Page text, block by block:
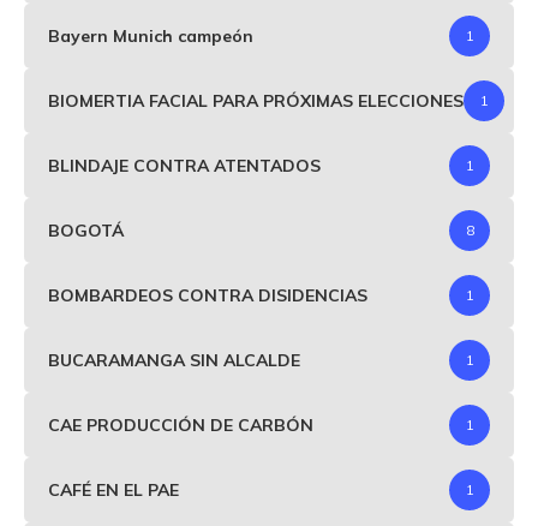
Bayern Munich campeón 1
BIOMERTIA FACIAL PARA PRÓXIMAS ELECCIONES 1
BLINDAJE CONTRA ATENTADOS 1
BOGOTÁ 8
BOMBARDEOS CONTRA DISIDENCIAS 1
BUCARAMANGA SIN ALCALDE 1
CAE PRODUCCIÓN DE CARBÓN 1
CAFÉ EN EL PAE 1